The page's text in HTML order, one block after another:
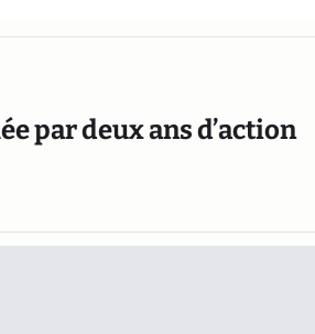
par deux ans d’action